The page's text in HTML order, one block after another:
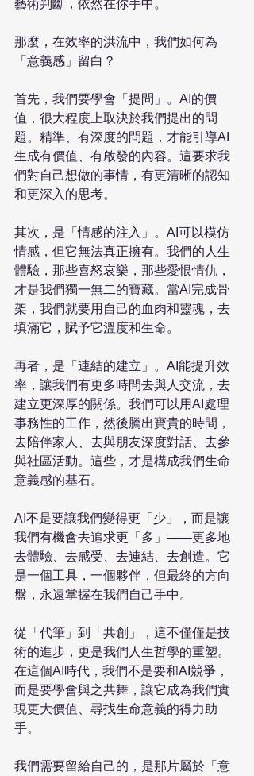
藝術判斷，依然在你手中。
那麼，在效率的洪流中，我們如何為
「意義感」留白？
首先，我們要學會「提問」。AI的價
值，很大程度上取決於我們提出的問
題。精準、有深度的問題，才能引導AI
生成有價值、有啟發的內容。這要求我
們對自己想做的事情，有更清晰的認知
和更深入的思考。
其次，是「情感的注入」。AI可以模仿
情感，但它無法真正擁有。我們的人生
體驗，那些喜怒哀樂，那些愛恨情仇，
才是我們獨一無二的寶藏。當AI完成骨
架，我們就要用自己的血肉和靈魂，去
填滿它，賦予它溫度和生命。
再者，是「連結的建立」。AI能提升效
率，讓我們有更多時間去與人交流，去
建立更深厚的關係。我們可以用AI處理
事務性的工作，然後騰出寶貴的時間，
去陪伴家人、去與朋友深度對話、去參
與社區活動。這些，才是構成我們生命
意義感的基石。
AI不是要讓我們變得更「少」，而是讓
我們有機會去追求更「多」——更多地
去體驗、去感受、去連結、去創造。它
是一個工具，一個夥伴，但最終的方向
盤，永遠掌握在我們自己手中。
從「代筆」到「共創」，這不僅僅是技
術的進步，更是我們人生哲學的重塑。
在這個AI時代，我們不是要和AI競爭，
而是要學會與之共舞，讓它成為我們實
現更大價值、尋找生命意義的得力助
手。
我們需要留給自己的，是那片屬於「意